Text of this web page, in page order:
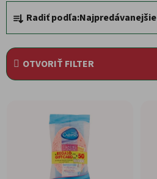
Radiť podľa:Najpredávanejšie
OTVORIŤ FILTER